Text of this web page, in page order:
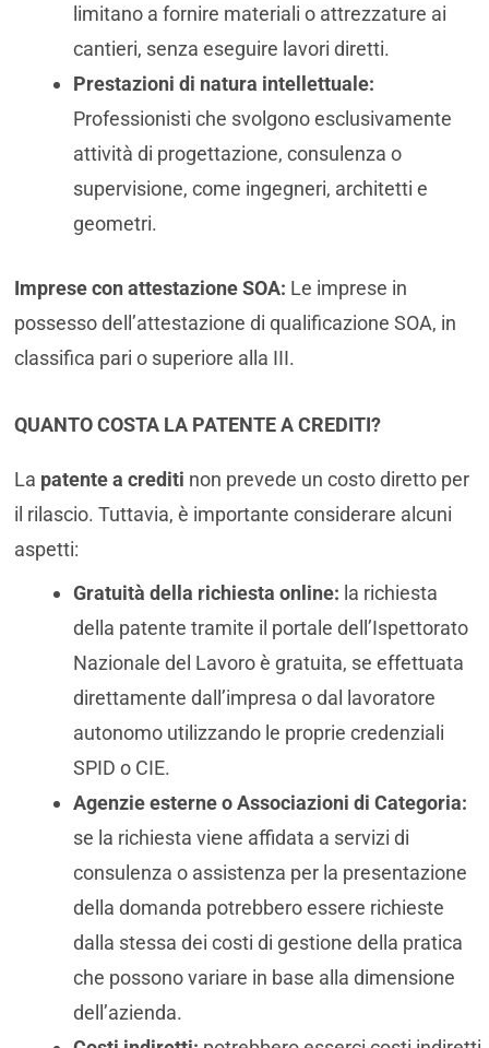
limitano a fornire materiali o attrezzature ai
cantieri, senza eseguire lavori diretti.
Prestazioni di natura intellettuale:
Professionisti che svolgono esclusivamente
attività di progettazione, consulenza o
supervisione, come ingegneri, architetti e
geometri.
Imprese con attestazione SOA: Le imprese in
possesso dell’attestazione di qualificazione SOA, in
classifica pari o superiore alla III.
QUANTO COSTA LA PATENTE A CREDITI?
La patente a crediti non prevede un costo diretto per
il rilascio. Tuttavia, è importante considerare alcuni
aspetti:
Gratuità della richiesta online: la richiesta
della patente tramite il portale dell’Ispettorato
Nazionale del Lavoro è gratuita, se effettuata
direttamente dall’impresa o dal lavoratore
autonomo utilizzando le proprie credenziali
SPID o CIE.
Agenzie esterne o Associazioni di Categoria:
se la richiesta viene affidata a servizi di
consulenza o assistenza per la presentazione
della domanda potrebbero essere richieste
dalla stessa dei costi di gestione della pratica
che possono variare in base alla dimensione
dell’azienda.